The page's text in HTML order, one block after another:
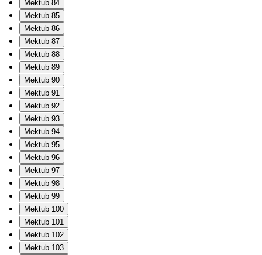
Mektub 84
Mektub 85
Mektub 86
Mektub 87
Mektub 88
Mektub 89
Mektub 90
Mektub 91
Mektub 92
Mektub 93
Mektub 94
Mektub 95
Mektub 96
Mektub 97
Mektub 98
Mektub 99
Mektub 100
Mektub 101
Mektub 102
Mektub 103